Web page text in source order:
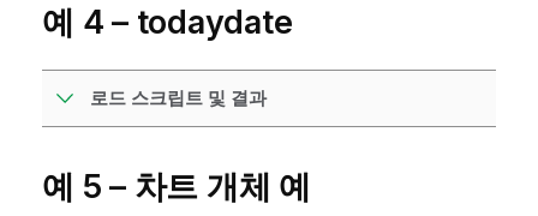
예 4 – todaydate
로드 스크립트 및 결과
예 5 – 차트 개체 예